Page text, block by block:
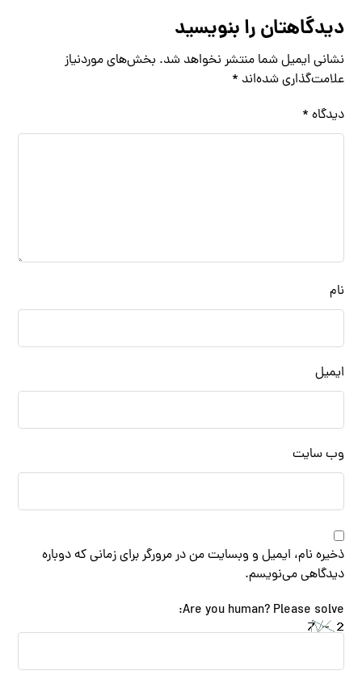
دیدگاهتان را بنویسید
نشانی ایمیل شما منتشر نخواهد شد. بخش‌های موردنیاز
علامت‌گذاری شده‌اند *
دیدگاه *
نام
ایمیل
وب‌ سایت
ذخیره نام، ایمیل و وبسایت من در مرورگر برای زمانی که دوباره
دیدگاهی می‌نویسم.
Are you human? Please solve: